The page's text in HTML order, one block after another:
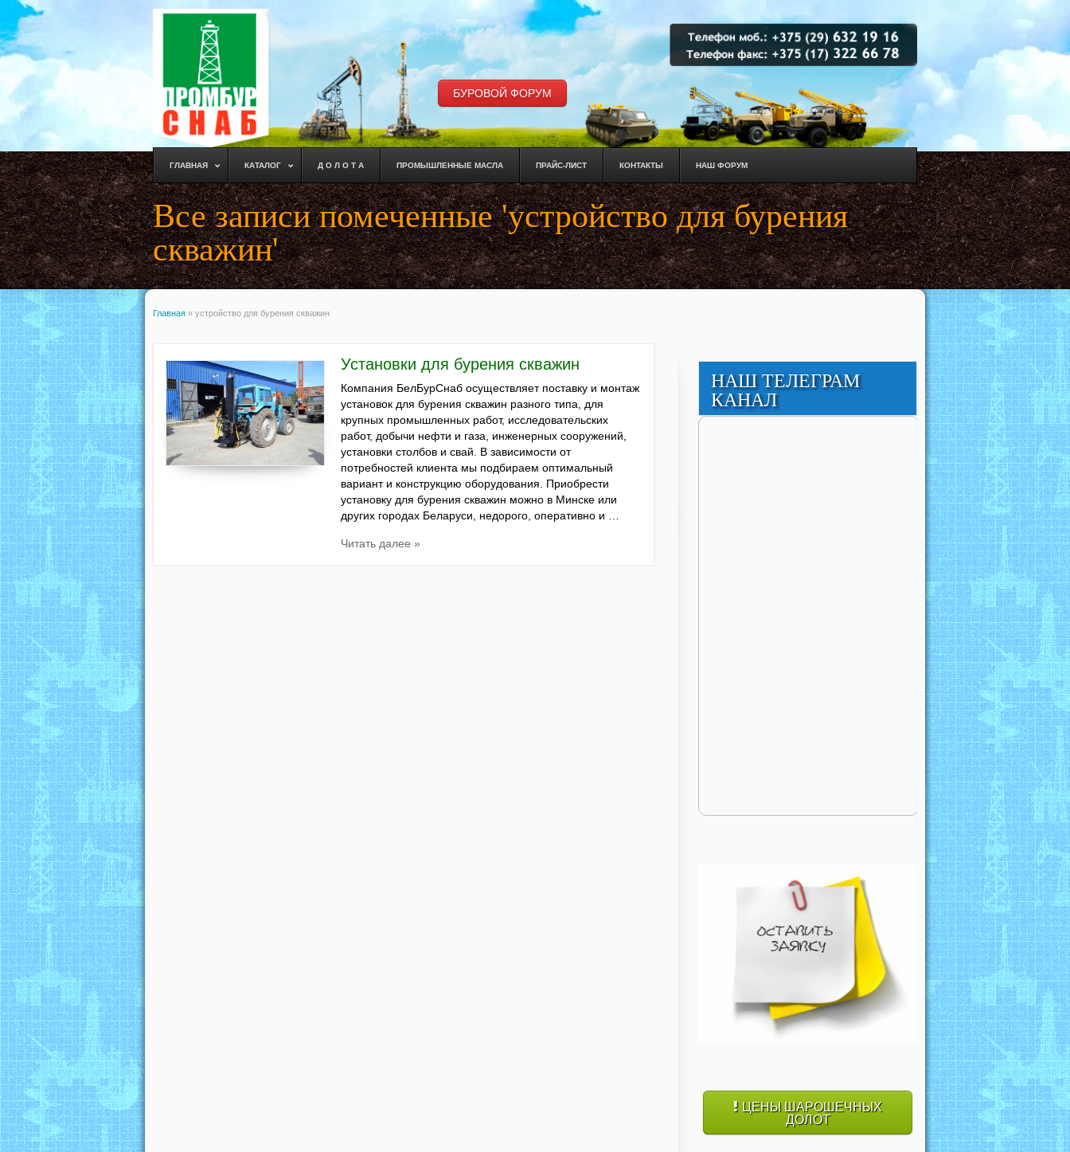
БУРОВОЙ ФОРУМ
ГЛАВНАЯ КАТАЛОГ Д О Л О Т А ПРОМЫШЛЕННЫЕ МАСЛА ПРАЙС-ЛИСТ КОНТАКТЫ НАШ ФОРУМ
Все записи помеченные 'устройство для бурения
скважин'
Главная » устройство для бурения скважин
Установки для бурения скважин
Компания БелБурСнаб осуществляет поставку и монтаж
установок для бурения скважин разного типа, для
крупных промышленных работ, исследовательских
работ, добычи нефти и газа, инженерных сооружений,
установки столбов и свай. В зависимости от
потребностей клиента мы подбираем оптимальный
вариант и конструкцию оборудования. Приобрести
установку для бурения скважин можно в Минске или
других городах Беларуси, недорого, оперативно и …
Читать далее »
НАШ ТЕЛЕГРАМ
КАНАЛ
ЦЕНЫ ШАРОШЕЧНЫХ
ДОЛОТ